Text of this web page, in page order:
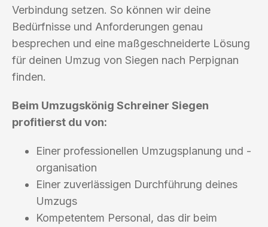
Verbindung setzen. So können wir deine
Bedürfnisse und Anforderungen genau
besprechen und eine maßgeschneiderte Lösung
für deinen Umzug von Siegen nach Perpignan
finden.
Beim Umzugskönig Schreiner Siegen
profitierst du von:
Einer professionellen Umzugsplanung und -
organisation
Einer zuverlässigen Durchführung deines
Umzugs
Kompetentem Personal, das dir beim